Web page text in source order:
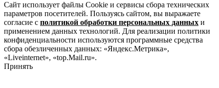
Сайт использует файлы Cookie и сервисы сбора технических
параметров посетителей. Пользуясь сайтом, вы выражаете
согласие с политикой обработки персональных данных и
применением данных технологий. Для реализации политики
конфиденциальности используются программные средства
сбора обезличенных данных: «Яндекс.Метрика»,
«Liveinternet», «top.Mail.ru».
Принять